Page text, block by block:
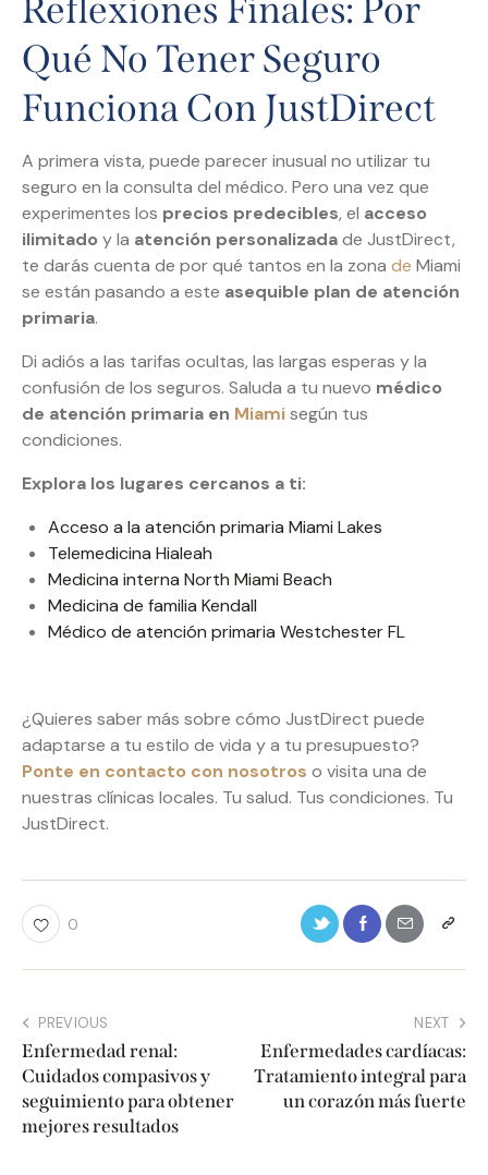
Reflexiones Finales: Por
Qué No Tener Seguro
Funciona Con JustDirect
A primera vista, puede parecer inusual no utilizar tu
seguro en la consulta del médico. Pero una vez que
experimentes los precios predecibles, el acceso
ilimitado y la atención personalizadade JustDirect,
te darás cuenta de por qué tantos en la zona de Miami
se están pasando a este asequible plan de atención
primaria.
Di adiós a las tarifas ocultas, las largas esperas y la
confusión de los seguros. Saluda a tu nuevo médico
de atención primaria en Miamisegún tus
condiciones.
Explora los lugares cercanos a ti:
Acceso a la atención primaria Miami Lakes
Telemedicina Hialeah
Medicina interna North Miami Beach
Medicina de familia Kendall
Médico de atención primaria Westchester FL
¿Quieres saber más sobre cómo JustDirect puede
adaptarse a tu estilo de vida y a tu presupuesto?
Ponte en contacto con nosotros o visita una de
nuestras clínicas locales. Tu salud. Tus condiciones. Tu
JustDirect.
0
PREVIOUS
Enfermedad renal:
Cuidados compasivos y
seguimiento para obtener
mejores resultados
NEXT
Enfermedades cardíacas:
Tratamiento integral para
un corazón más fuerte